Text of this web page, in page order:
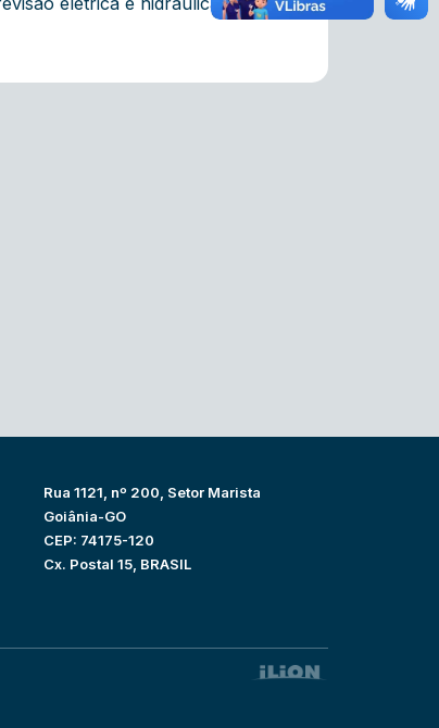
Rua 1121, nº 200, Setor Marista
Goiânia-GO
CEP: 74175-120
Cx. Postal 15, BRASIL